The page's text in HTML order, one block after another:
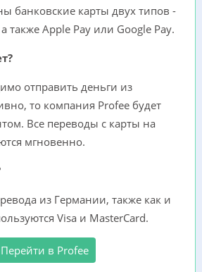
банковские карты двух типов -
также Apple Pay или Google Pay.
отправить деньги из
то компания Profee будет
Все переводы с карты на
мгновенно.
из Германии, также как и
Visa и MasterCard.
Перейти в Profee